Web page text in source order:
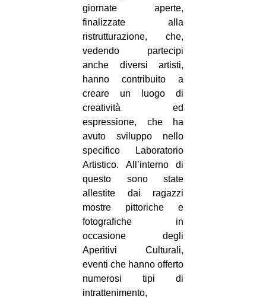
giornate aperte,
finalizzate alla
ristrutturazione, che,
vedendo partecipi
anche diversi artisti,
hanno contribuito a
creare un luogo di
creatività ed
espressione, che ha
avuto sviluppo nello
specifico Laboratorio
Artistico. All’interno di
questo sono state
allestite dai ragazzi
mostre pittoriche e
fotografiche in
occasione degli
Aperitivi Culturali,
eventi che hanno offerto
numerosi tipi di
intrattenimento,